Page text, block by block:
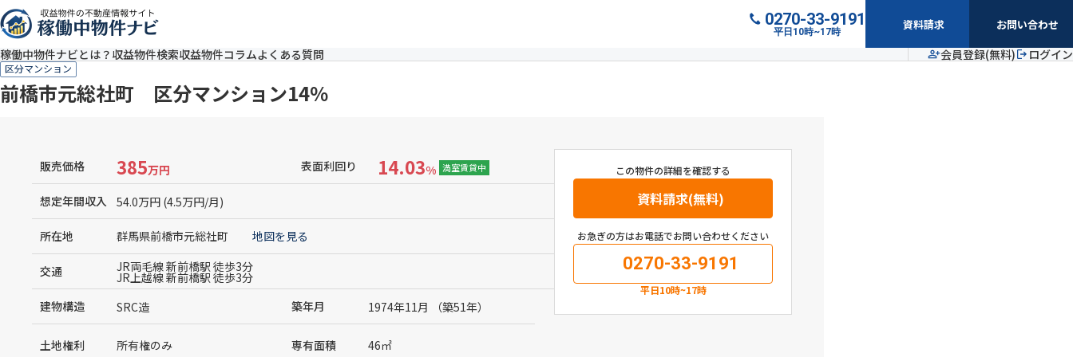
0270-33-9191
平日10時~17時
資料請求 お問い合わせ
稼働中物件ナビとは？ 収益物件検索収益物件コラムよくある質問 会員登録(無料) ログイン
区分マンション
前橋市元総社町 区分マンション14％
販売価格 385万円 表面利回り 14.03% 満室賃貸中
想定年間収入 54.0万円 (4.5万円/月)
所在地 群馬県前橋市元総社町 地図を見る
交通 JR両毛線 新前橋駅 徒歩3分
JR上越線 新前橋駅 徒歩3分
建物構造
SRC造 築年月 1974年11月 （築51年）
土地権利 所有権のみ 専有面積 46㎡
この物件の詳細を確認する
資料請求(無料)
お急ぎの方はお電話でお問い合わせください
0270-33-9191
平日10時~17時